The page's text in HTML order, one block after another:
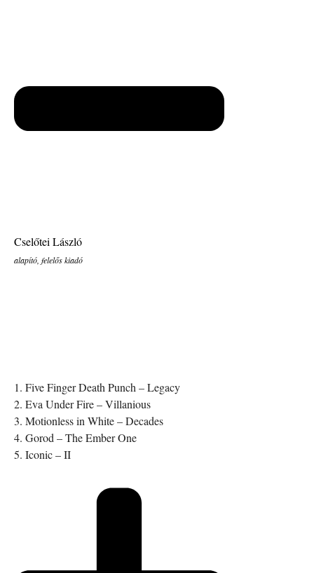
Cselőtei László
alapító, felelős kiadó
1. Five Finger Death Punch – Legacy
2. Eva Under Fire – Villanious
3. Motionless in White – Decades
4. Gorod – The Ember One
5. Iconic – II